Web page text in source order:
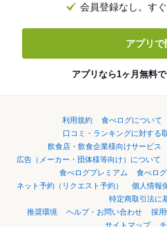
会員登録なし。す
アプリで
アプリなら1ヶ月無料
利用規約 食べログについて
口コミ・ランキングに対する
飲食店・飲食企業様向けサービス
広告（メーカー・団体様等向け）について
食べログプレミアム
食べロ
ネット予約（リクエスト予約）
個人情報
特定商取引法に
推奨環境
ヘルプ・お問い合わせ 採
サイトマップ